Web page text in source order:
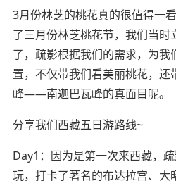
3月份林芝的桃花真的很值得一
了三月份林芝桃花节，我们当
了，疏影根据我们的需求，为我
置，不仅带我们看美丽桃花，还
峰——南迦巴瓦峰的真面目呢。
分享我们西藏五日游路线~
Day1：因为是第一次来西藏，
玩，打卡了著名的布达拉宫、大